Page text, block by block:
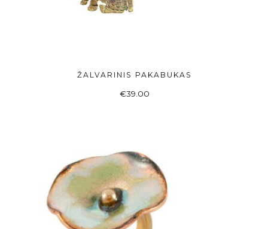
ADD TO BASKET
ŽALVARINIS PAKABUKAS
€39.00